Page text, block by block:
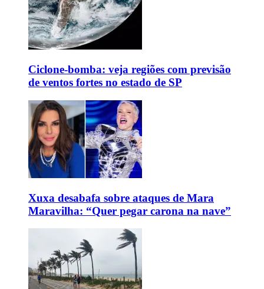
Ciclone-bomba: veja regiões com previsão
de ventos fortes no estado de SP
Xuxa desabafa sobre ataques de Mara
Maravilha: “Quer pegar carona na nave”